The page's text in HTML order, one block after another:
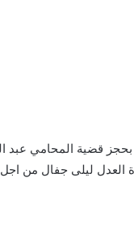
بحجز قضية المحامي عبد